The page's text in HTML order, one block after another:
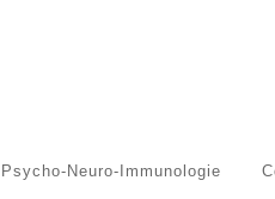
Neuro-Immunologie